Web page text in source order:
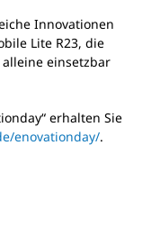
Innovationen
Lite R23, die
einsetzbar
erhalten Sie
enovationday/.